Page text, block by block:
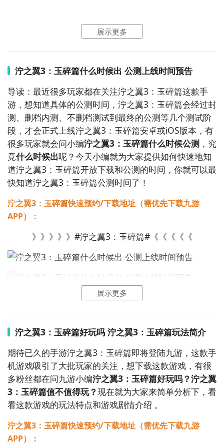
，搜索泞之翼3：玉碎篇，进入之后你
会看到一个下载按钮，分别是【高速下载】
好的解决下载耗时长的问题。如图所示：
2 九游客户端
最直接的方法就是到九游APP进行下载，九游APP提供
海量的精品游戏下载，
在九游客户端搜索栏中输入泞之翼3：玉碎篇进行搜索，
点击进入到游戏专区中，如图所示：如图所示，这样你
就不用四处寻求游戏下载包，简简单单的两步你就可以
安装了，同时​还有大量的安卓手机游戏攻略。
九游APP下载 【高速下载】
好了，小编为大家大家提供了这两种教程是下载泞之翼
3：玉碎篇最为直接方法哦，不知道大家有没有清楚的知
道呢？想要了解更多精彩内容，不妨多多关注
展示更多
泞之翼3：玉碎篇什么时候出 公测上线时间预告
导读：最近很多玩家都在关注泞之翼3：玉碎篇这款手
游，想知道具体的公测时间，泞之翼3：玉碎篇会经过封
测、删档内测、不删档测试到最终的公测等几个测试阶
段，才会正式上线泞之翼3：玉碎篇安卓或iOS版本，有
很多玩家就会问小编泞之翼3：玉碎篇什么时候公测，究
竟什么时候出呢？今天小编就为大家提供如何快速地知
道泞之翼3：玉碎篇开放下载和公测的时间，你就可以最
快知道泞之翼3：玉碎篇公测时间了！
泞之翼3：玉碎篇快速预约/下载地址（需优先下载九游
APP）：
》》》》》#泞之翼3：玉碎篇#《《《《《
泞之翼3：玉碎篇什么时候公测？公测时间提前预知，有
三大方法，下边就让九游独家来为您揭秘吧！
方法一： 关注九游泞之翼3：玉碎篇大事件
步骤1：百度搜索“九游泞之翼3：玉碎篇”专区；
步骤2：关注大事件列表，每次泞之翼3：玉碎篇测试的
时间都会最新发布，这是九游独家的哦；
展示更多
泞之翼3：玉碎篇好玩吗 泞之翼3：玉碎篇玩法简介
期待已久的手游泞之翼3：玉碎篇即将登陆九游，这款手
机游戏吸引了大批玩家的关注，想下载这款游戏，有很
多粉丝都在问九游小编泞之翼3：玉碎篇好玩吗？泞之翼
3：玉碎篇值不值得玩？现在就为大家来简单分析下，看
看这款游戏的玩法特点和游戏剧情介绍 。
泞之翼3：玉碎篇快速预约/下载地址（需优先下载九游
APP）：